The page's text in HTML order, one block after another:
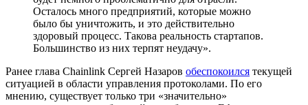
Осталось много предприятий, которые можно
было бы уничтожить, и это действительно
здоровый процесс. Такова реальность стартапов.
Большинство из них терпят неудачу».
Ранее глава Chainlink Сергей Назаров обеспокоился текущей
ситуацией в области управления протоколами. По его
мнению, существует только три «значительно»